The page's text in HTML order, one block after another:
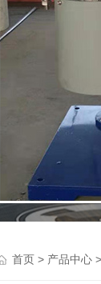
首页> 产品中心